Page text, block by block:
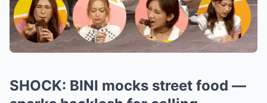
SHOCK: BINI mocks street food —